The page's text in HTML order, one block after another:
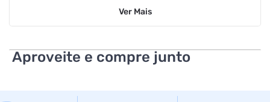
Ver Mais
Aproveite e compre junto